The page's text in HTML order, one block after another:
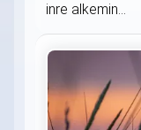
inre alkemin...